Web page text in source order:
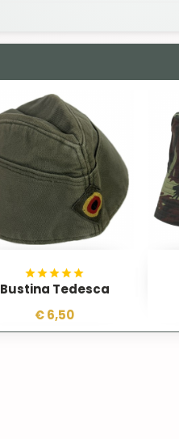
Bustina Tedesca
€ 6,50